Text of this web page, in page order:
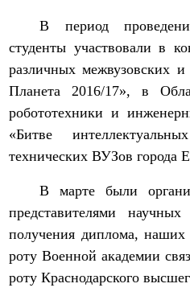
В период
студенты участвовали в
различных межвузовских
Планета 2016/17», в
робототехники и
«Битве
технических ВУЗов города
В марте были
представителями
получения диплома,
роту Военной академии
роту Краснодарского